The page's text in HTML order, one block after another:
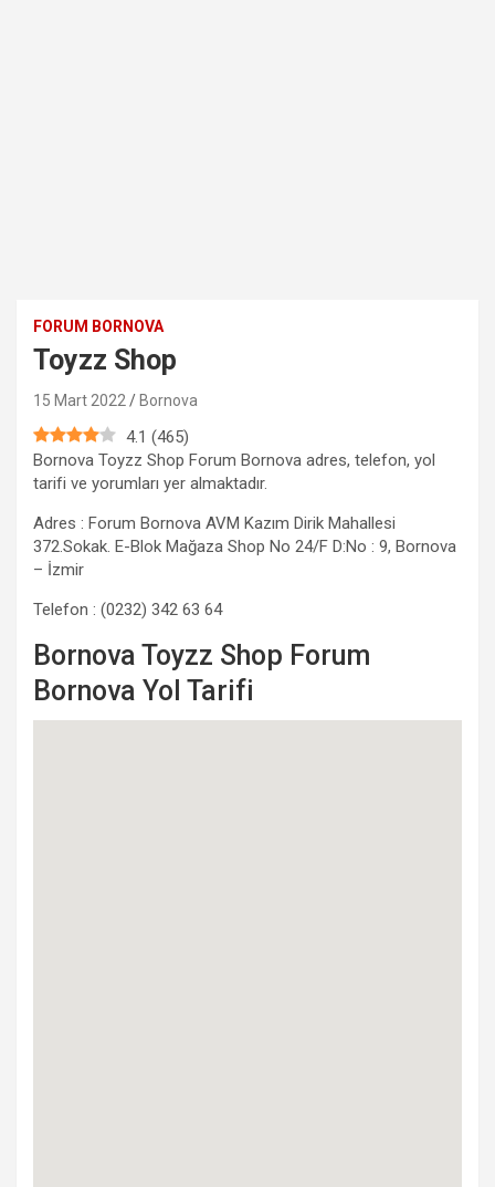
FORUM BORNOVA
Toyzz Shop
15 Mart 2022 Bornova
4.1 (465)
Bornova Toyzz Shop Forum Bornova adres, telefon, yol
tarifi ve yorumları yer almaktadır.
Adres : Forum Bornova AVM Kazım Dirik Mahallesi
372.Sokak. E-Blok Mağaza Shop No 24/F D:No : 9, Bornova
– İzmir
Telefon : (0232) 342 63 64
Bornova Toyzz Shop Forum
Bornova Yol Tarifi